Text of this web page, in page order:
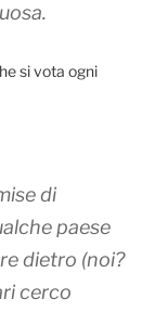
si vota ogni
di
paese
dietro (noi?
cerco